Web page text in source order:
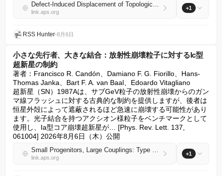
Defect-Induced Displacement of Topological Surface State in Quantum Magnet ${\mathrm{MnBi}}_{2}{\mathrm{Te}}_{4}$
link.aps.org
+1
RSS Hunter•8月6日
小さな先行者、大きな結合：放射性崩壊粒子に対するIc型
超新星の制約
著者：Francisco R. Candón、Damiano F. G. Fiorillo、Hans-
Thomas Janka、Bart F. A. van Baal、Edoardo Vitagliano
超新星（SN）1987Aは、サブGeV粒子の放射性崩壊からのガン
マ線フラッシュに対する古典的な制約を提供しますが、後者は
恒星外殻によって遮蔽されるほど急速に崩壊する可能性があり
ます。光子結合を持つアクシオン様粒子をベンチマークとして
使用し、Ia型コア崩壊超新星が… [Phys. Rev. Lett. 137,
061004] 2026年8月6日（木）公開
Small Progenitors, Large Couplings: Type Ic Supernova Constraints on Radiatively Decaying Particles
link.aps.org
+1